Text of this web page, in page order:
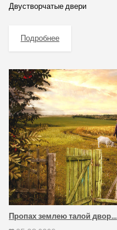
Двустворчатые двери
Подробнее
Пропах землею талой двор…